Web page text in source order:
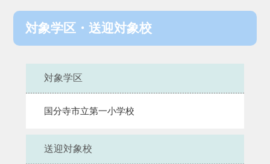
対象学区・送迎対象校
対象学区
国分寺市立第一小学校
送迎対象校